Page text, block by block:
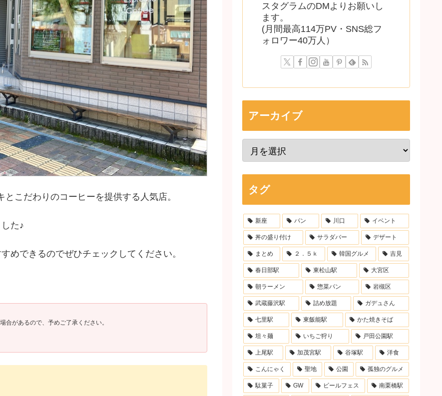
こだわりのコーヒーを提供する人気店。
た♪
めできるのでぜひチェックしてください。
合があるので、予めご了承ください。
スタグラムのDMよりお願いし
ます。
(月間最高114万PV・SNS総フ
ォロワー40万人）
アーカイブ
タグ
新座 パン 川口 イベント
丼の盛り付け サラダバー デザート
まとめ ２．５ｋ 韓国グルメ 吉見
春日部駅 東松山駅 大宮区
朝ラーメン 惣菜パン 岩槻区
武蔵藤沢駅 詰め放題 ガデュさん
七里駅 東飯能駅 かた焼きそば
坦々麺 いちご狩り 戸田公園駅
上尾駅 加茂宮駅 谷塚駅 洋食
こんにゃく 聖地 公園 孤独のグルメ
駄菓子 GW ビールフェス 南栗橋駅